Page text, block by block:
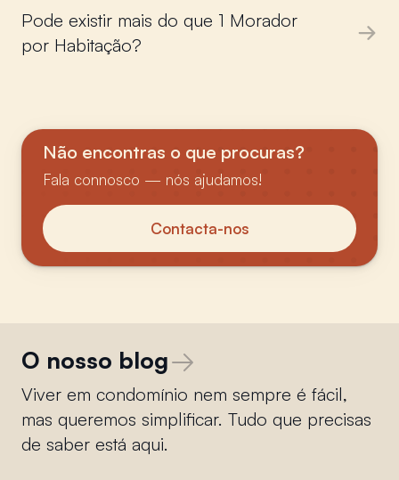
Pode existir mais do que 1 Morador
por Habitação?
Não encontras o que procuras?
Fala connosco — nós ajudamos!
Contacta-nos
O nosso blog
Viver em condomínio nem sempre é fácil,
mas queremos simplificar. Tudo que precisas
de saber está aqui.